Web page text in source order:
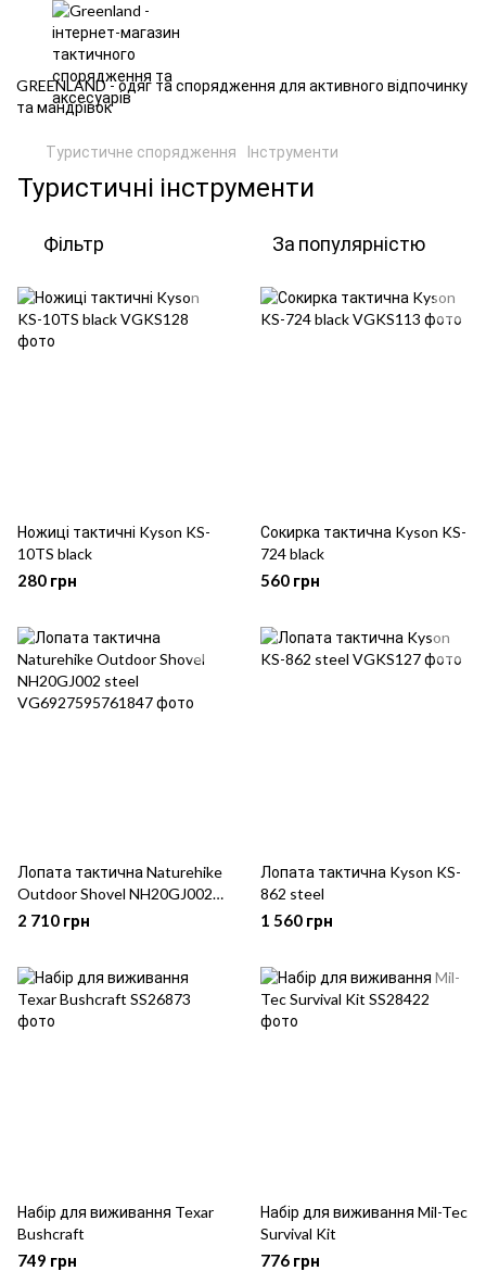
GREENLAND - одяг та спорядження для активного відпочинку
та мандрівок
Туристичне спорядження Інструменти
Туристичні інструменти
Фільтр За популярністю
Ножиці тактичні Kyson KS-
10TS black
280 грн
Сокирка тактична Kyson KS-
724 black
560 грн
Лопата тактична Naturehike
Outdoor Shovel NH20GJ002
steel
2 710 грн
Лопата тактична Kyson KS-
862 steel
1 560 грн
Набір для виживання Texar
Bushcraft
749 грн
Набір для виживання Mil-Tec
Survival Kit
776 грн